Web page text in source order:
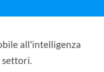
all'intelligenza
settori.